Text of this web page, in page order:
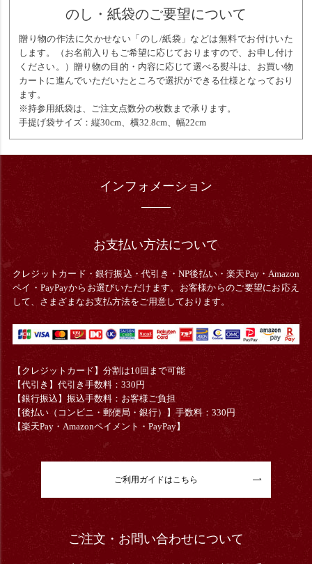
のし・紙袋のご要望について
贈り物の作法に欠かせない「のし/紙袋」などは無料でお付けいた
します。（お名前入りもご希望に応じておりますので、お申し付け
ください。）贈り物の目的・内容に応じて選べる熨斗は、お買い物
カートに進んでいただいたところで選択ができる仕様となっており
ます。
※持参用紙袋は、ご注文点数分の枚数まで承ります。
手提げ袋サイズ：縦30cm、横32.8cm、幅22cm
インフォメーション
お支払い方法について
クレジットカード・銀行振込・代引き・NP後払い・楽天Pay・Amazon
ペイ・PayPayからお選びいただけます。お客様からのご要望にお応え
して、さまざまなお支払方法をご用意しております。
【クレジットカード】分割は10回まで可能
【代引き】代引き手数料：330円
【銀行振込】振込手数料：お客様ご負担
【後払い（コンビニ・郵便局・銀行）】手数料：330円
【楽天Pay・Amazonペイメント・PayPay】
ご利用ガイドはこちら
ご注文・お問い合わせについて